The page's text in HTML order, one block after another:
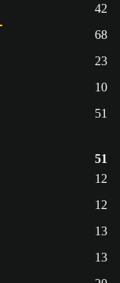
42
68
23
10
51
51
12
12
13
13